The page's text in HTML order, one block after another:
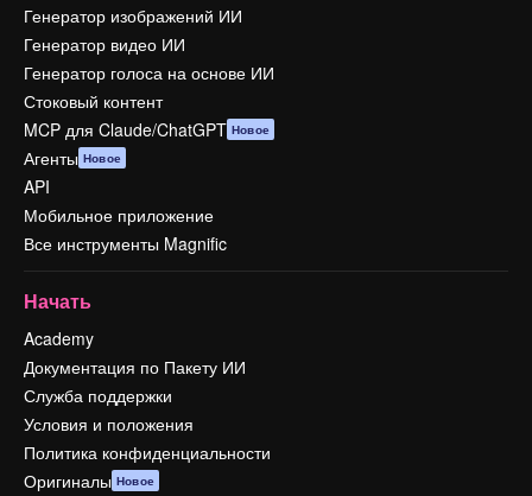
Генератор изображений ИИ
Генератор видео ИИ
Генератор голоса на основе ИИ
Стоковый контент
MCP для Claude/ChatGPT Новое
Агенты Новое
API
Мобильное приложение
Все инструменты Magnific
Начать
Academy
Документация по Пакету ИИ
Служба поддержки
Условия и положения
Политика конфиденциальности
Оригиналы Новое